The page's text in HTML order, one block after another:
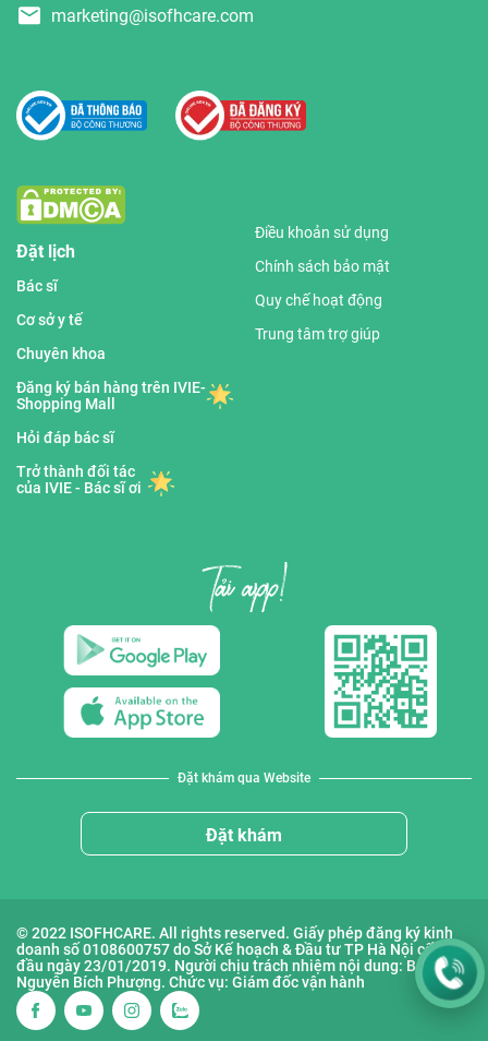
marketing@isofhcare.com
Đặt lịch
Bác sĩ
Cơ sở y tế
Chuyên khoa
Đăng ký bán hàng trên IVIE-
Shopping Mall
Hỏi đáp bác sĩ
Trở thành đối tác
của IVIE - Bác sĩ ơi
Điều khoản sử dụng
Chính sách bảo mật
Quy chế hoạt động
Trung tâm trợ giúp
Đặt khám qua Website
Đặt khám
© 2022 ISOFHCARE. All rights reserved. Giấy phép đăng ký kinh
doanh số 0108600757 do Sở Kế hoạch & Đầu tư TP Hà Nội cấp lần
đầu ngày 23/01/2019. Người chịu trách nhiệm nội dung: Bà
Nguyễn Bích Phượng. Chức vụ: Giám đốc vận hành